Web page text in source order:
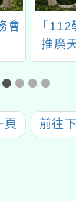
會
「
推廣
頁 前往